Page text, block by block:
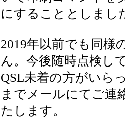
にすることとしまし
2019年以前でも同様
ん。今後随時点検し
QSL未着の方がいら
までメールにてご連
たします。